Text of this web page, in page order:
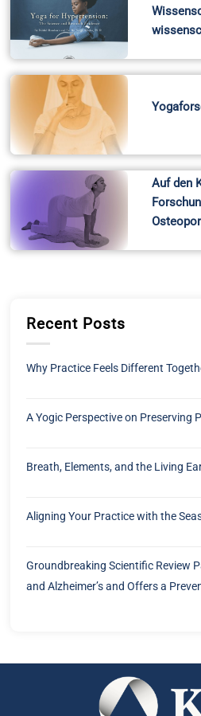
Auf den
Recent Posts
Why Practice Feels Different
A Yogic Perspective on Preserving
Breath, Elements, and the Living
Aligning Your Practice with the
Groundbreaking Scientific Review
and Alzheimer’s and Offers a